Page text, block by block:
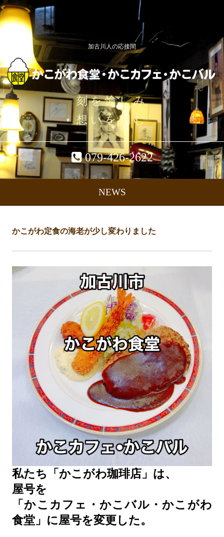
加古川人の応接間
刻を愉しみ
想いを刻む
079-426-2622
NEWS
かこがわ定食の海老が少し変わりました
私たち「かこがわ珈琲店」は、
屋号を
「かこカフェ・かこバル・かこがわ
食堂」に屋号を変更した。